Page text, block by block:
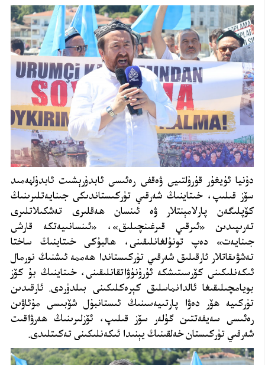
دۇنيا ئۇيغۇر قۇرۇلتىيى ۋەقفى رەئىسى ئابدۇرېشىت ئابدۇلھەمىد
سۆز قىلىپ، خىتاينىڭ شەرقىي تۈركىستاندىكى جىنايەتلىرىنىڭ
كۆپلىگەن پارلامېنتلار ۋە ئىنسان ھەقلىرى تەشكىلاتلىرى
تەرىپىدىن «ئىرقىي قىرغىنچىلىق»، «ئىنسانىيەتكە قارشى
جىنايەت» دەپ تونۇلغانلىقىنى، ھالبۇكى خىتاينىڭ ساختا
تەشۋىقاتلار ئارقىلىق شەرقىي تۈركىستاندا ھەممە ئىشنىڭ نورمال
ئىكەنلىكىنى كۆرسىتىشكە ئۇرۇنۇۋاتقانلىقىنى، خىتاينىڭ بۇ كۆز
بويامچىلىقىغا ئالدانماسلىق كېرەكلىكىنى بىلدۈردى. ئارقىدىن
تۈركىيە ھۆر دەۋا پارتىيەسىنىڭ ئىستانبۇل شۆبىسى مۇئاۋىن
رەئىسى سەيفەتتىن گۈلەر سۆز قىلىپ، ئۆزلىرىنىڭ ھەرۋاقىت
شەرقىي تۈركىستان خەلقىنىڭ يېنىدا ئىكەنلىكىنى تەكىتلىدى.